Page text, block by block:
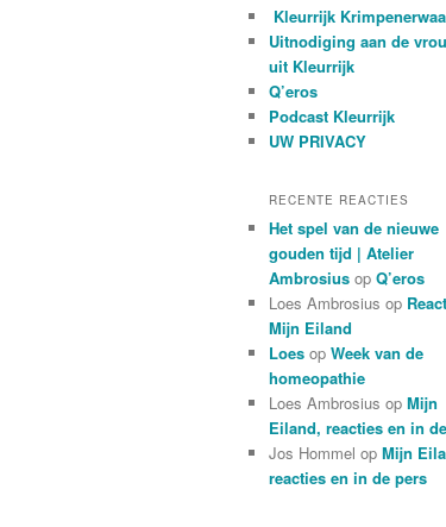
n
Kleurrijk
Uitnodiging aan de
uit Kleurrijk
Q’eros
Podcast Kleurrijk
UW PRIVACY
RECENTE REACTIES
Het spel van de nieuwe
gouden tijd | Atelier
Ambrosius op Q’eros
Loes Ambrosius op
Mijn Eiland
Loes op Week van de
homeopathie
Loes Ambrosius op Mijn
Eiland, reacties en in
Jos Hommel op Mijn
reacties en in de pers